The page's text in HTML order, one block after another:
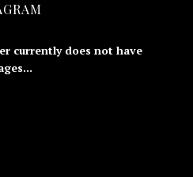
currently does not have